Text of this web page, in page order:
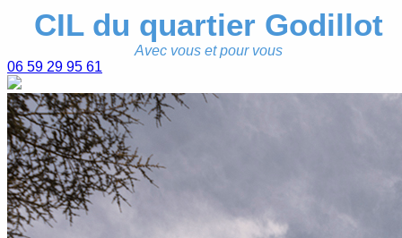
CIL du quartier Godillot
Avec vous et pour vous
06 59 29 95 61